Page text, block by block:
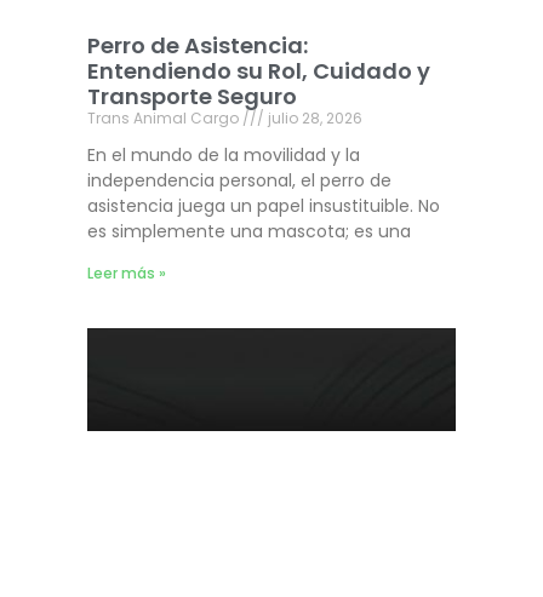
Perro de Asistencia:
Entendiendo su Rol, Cuidado y
Transporte Seguro
Trans Animal Cargo julio 28, 2026
En el mundo de la movilidad y la
independencia personal, el perro de
asistencia juega un papel insustituible. No
es simplemente una mascota; es una
Leer más »